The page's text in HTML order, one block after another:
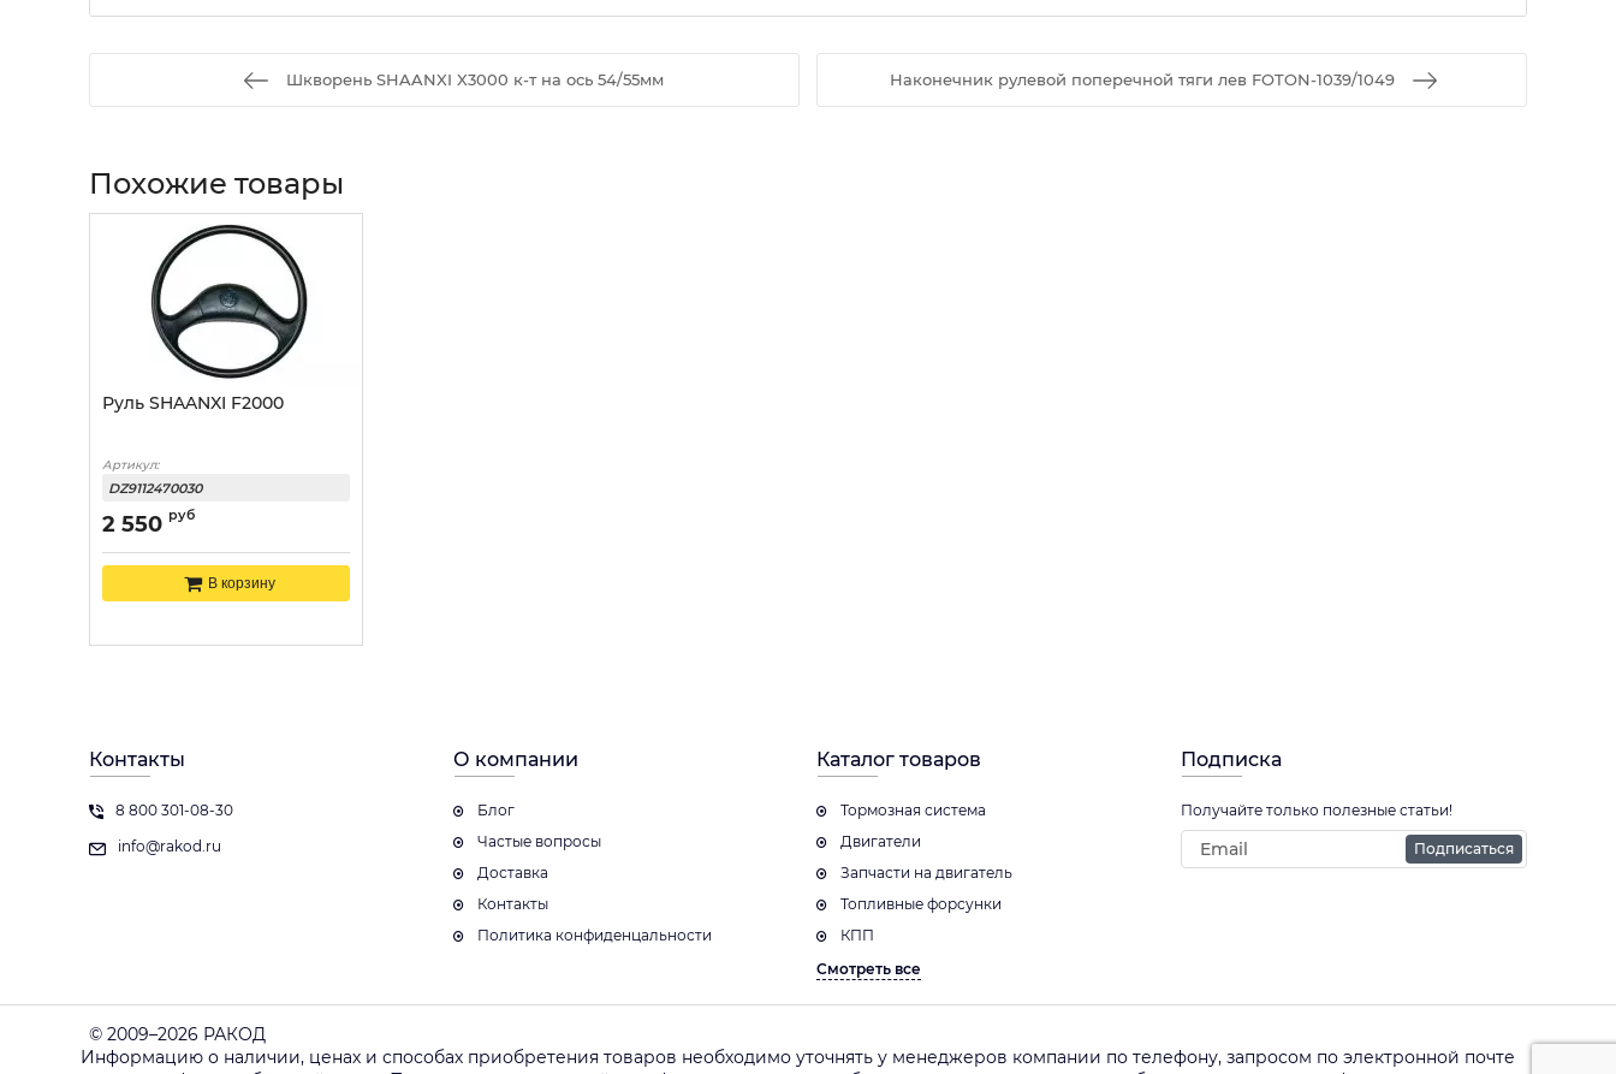
Шкворень SHAANXI X3000 к-т на ось 54/55мм Наконечник рулевой поперечной тяги лев FOTON-1039/1049
Похожие товары
Руль SHAANXI F2000
Артикул:
DZ9112470030
2 550 руб
В корзину
Контакты
8 800 301-08-30
info@rakod.ru
О компании
Блог
Частые вопросы
Доставка
Контакты
Политика конфиденцальности
Каталог товаров
Тормозная система
Двигатели
Запчасти на двигатель
Топливные форсунки
КПП
Смотреть все
Подписка
Получайте только полезные статьи!
Подписаться
© 2009–2026 РАКОД
Информацию о наличии, ценах и способах приобретения товаров необходимо уточнять у менеджеров компании по телефону, запросом по электронной почте